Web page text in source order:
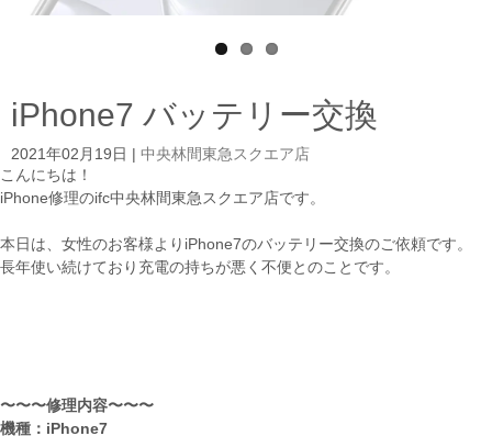
iPhone7 バッテリー交換
2021年02月19日
中央林間東急スクエア店
こんにちは！
iPhone修理のifc中央林間東急スクエア店です。
本日は、女性のお客様よりiPhone7のバッテリー交換のご依頼です。
長年使い続けており充電の持ちが悪く不便とのことです。
〜〜〜修理内容〜〜〜
機種：iPhone7